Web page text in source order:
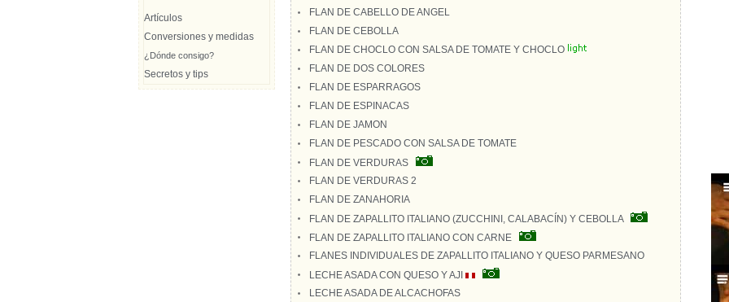
Artículos
Conversiones y medidas
¿Dónde consigo?
Secretos y tips
FLAN DE CABELLO DE ANGEL
FLAN DE CEBOLLA
FLAN DE CHOCLO CON SALSA DE TOMATE Y CHOCLO
FLAN DE DOS COLORES
FLAN DE ESPARRAGOS
FLAN DE ESPINACAS
FLAN DE JAMON
FLAN DE PESCADO CON SALSA DE TOMATE
FLAN DE VERDURAS
FLAN DE VERDURAS 2
FLAN DE ZANAHORIA
FLAN DE ZAPALLITO ITALIANO (ZUCCHINI, CALABACÍN) Y CEBOLLA
FLAN DE ZAPALLITO ITALIANO CON CARNE
FLANES INDIVIDUALES DE ZAPALLITO ITALIANO Y QUESO PARMESANO
LECHE ASADA CON QUESO Y AJI
LECHE ASADA DE ALCACHOFAS